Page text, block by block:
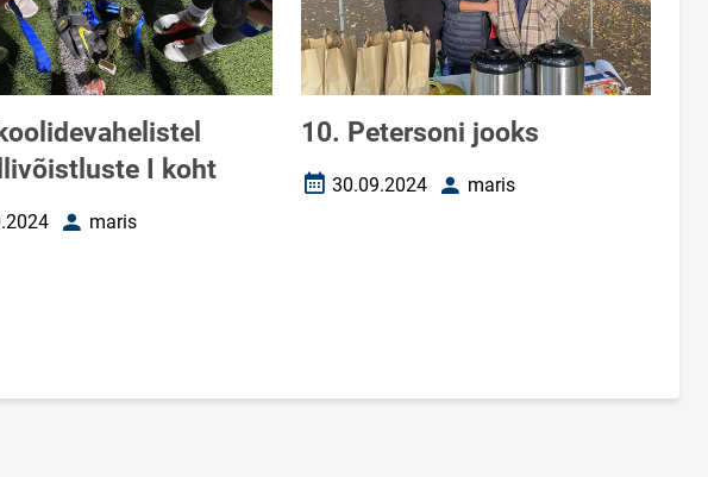
I koht
Autormaris
10. Petersoni jooks
Loomise kuupäev
30.09.2024 Autormaris